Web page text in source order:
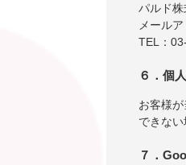
パルド
メール
TEL：
６．個
お客様
できない
７．